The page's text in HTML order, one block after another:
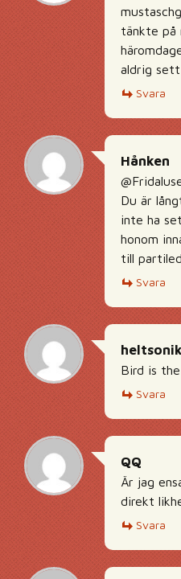
tänkte på
aldrig sett
Svara
Hånken
Du är
inte ha
honom
till
Svara
Bird is
Svara
QQ
Är jag
direkt
Svara